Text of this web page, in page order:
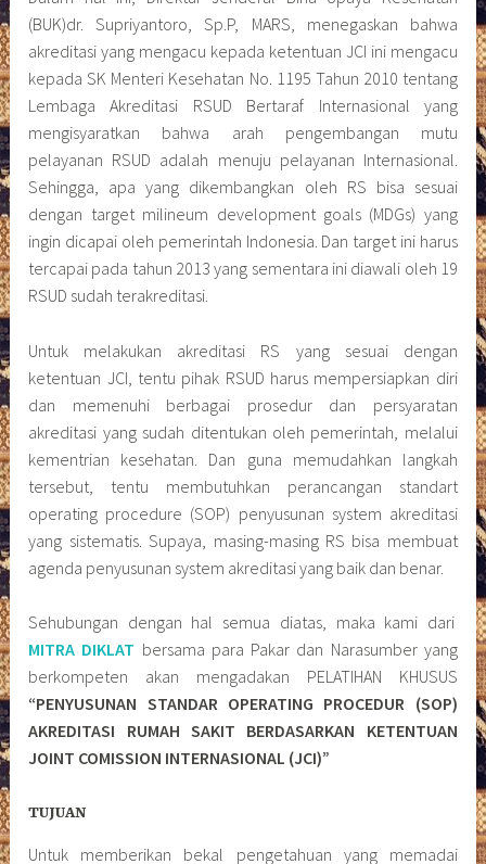
(BUK)dr. Supriyantoro, Sp.P, MARS, menegaskan bahwa
akreditasi yang mengacu kepada ketentuan JCI ini mengacu
kepada SK Menteri Kesehatan No. 1195 Tahun 2010 tentang
Lembaga Akreditasi RSUD Bertaraf Internasional yang
mengisyaratkan bahwa arah pengembangan mutu
pelayanan RSUD adalah menuju pelayanan Internasional.
Sehingga, apa yang dikembangkan oleh RS bisa sesuai
dengan target milineum development goals (MDGs) yang
ingin dicapai oleh pemerintah Indonesia. Dan target ini harus
tercapai pada tahun 2013 yang sementara ini diawali oleh 19
RSUD sudah terakreditasi.
Untuk melakukan akreditasi RS yang sesuai dengan
ketentuan JCI, tentu pihak RSUD harus mempersiapkan diri
dan memenuhi berbagai prosedur dan persyaratan
akreditasi yang sudah ditentukan oleh pemerintah, melalui
kementrian kesehatan. Dan guna memudahkan langkah
tersebut, tentu membutuhkan perancangan standart
operating procedure (SOP) penyusunan system akreditasi
yang sistematis. Supaya, masing-masing RS bisa membuat
agenda penyusunan system akreditasi yang baik dan benar.
Sehubungan dengan hal semua diatas, maka kami dari
MITRA DIKLAT bersama para Pakar dan Narasumber yang
berkompeten akan mengadakan PELATIHAN KHUSUS
“PENYUSUNAN STANDAR OPERATING PROCEDUR (SOP)
AKREDITASI RUMAH SAKIT BERDASARKAN KETENTUAN
JOINT COMISSION INTERNASIONAL (JCI)”
TUJUAN
Untuk memberikan bekal pengetahuan yang memadai